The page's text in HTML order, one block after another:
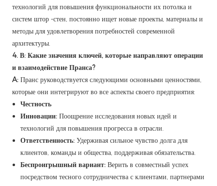
технологий для повышения функциональности их потолка и
систем штор -стен, постоянно ищет новые проекты, материалы и
методы для удовлетворения потребностей современной
архитектуры.
4. В: Какие значения ключей, которые направляют операции
и взаимодействие Пранса?
A: Пранс руководствуется следующими основными ценностями,
которые они интегрируют во все аспекты своего предприятия:
Честность
Инновации: Поощрение исследования новых идей и
технологий для повышения прогресса в отрасли.
Ответственность: Удерживая сильное чувство долга для
клиентов, команды и общества, поддерживая обязательства.
Беспроигрышный вариант: Верить в совместный успех
посредством тесного сотрудничества с клиентами, партнерами